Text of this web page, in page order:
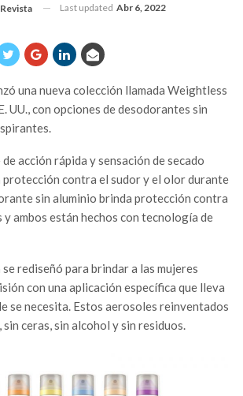
Last updated Abr 6, 2022
una nueva colección llamada Weightless
UU., con opciones de desodorantes sin
acción rápida y sensación de secado
contra el sudor y el olor durante
sin aluminio brinda protección contra
ambos están hechos con tecnología de
rediseñó para brindar a las mujeres
con una aplicación específica que lleva
se necesita. Estos aerosoles reinventados
ceras, sin alcohol y sin residuos.